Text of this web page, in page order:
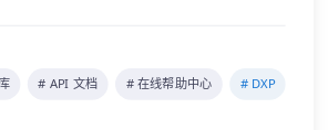
# API 文档 # 在线帮助中心 # DXP